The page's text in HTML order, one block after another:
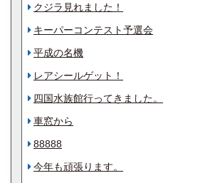
クジラ見れました！
キーパーコンテスト予選会
平成の名機
レアシールゲット！
四国水族館行ってきました。
車窓から
88888
今年も頑張ります。